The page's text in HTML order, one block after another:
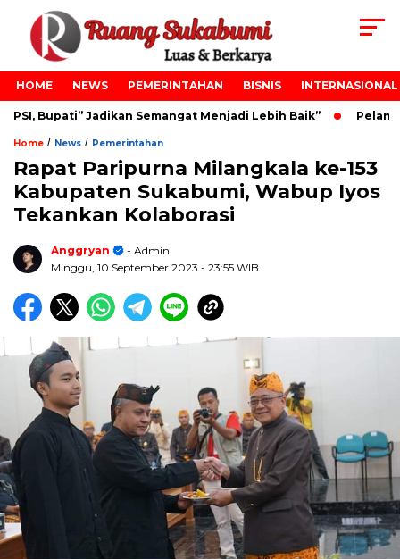
HOME NEWS PEMERINTAHAN BISNIS INTERNASIONAL
Bupati” Jadikan Semangat Menjadi Lebih Baik”
Home / News / Pemerintahan
Rapat Paripurna Milangkala ke-153
Kabupaten Sukabumi, Wabup Iyos
Tekankan Kolaborasi
Anggryan
- Admin
Minggu, 10 September 2023 - 23:55 WIB